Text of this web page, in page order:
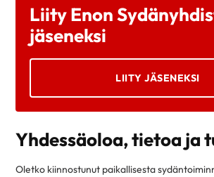
Liity Enon
jäseneksi
LIITY JÄSENEKSI
Yhdessäoloa, tietoa ja
Oletko kiinnostunut paikallisesta